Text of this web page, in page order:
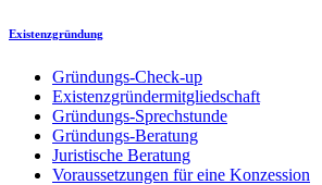
Existenzgründung
Gründungs-Check-up
Existenzgründermitgliedschaft
Gründungs-Sprechstunde
Gründungs-Beratung
Juristische Beratung
Voraussetzungen für eine Konzession